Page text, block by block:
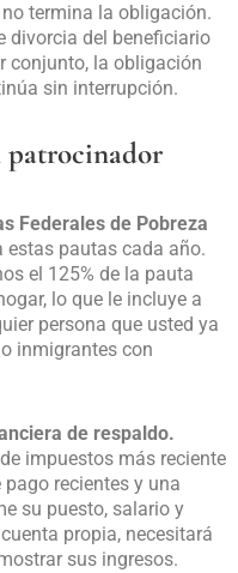
termina la obligación.
divorcia del beneficiario
conjunto, la obligación
sin interrupción.
patrocinador
Federales de Pobreza
estas pautas cada año.
el 125% de la pauta
lo que le incluye a
persona que usted ya
inmigrantes con
de respaldo.
impuestos más reciente
recientes y una
su puesto, salario y
propia, necesitará
sus ingresos.